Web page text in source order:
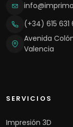
(+34) 615 631
Avenida
Valencia
SERVICIOS
Impresión 3D